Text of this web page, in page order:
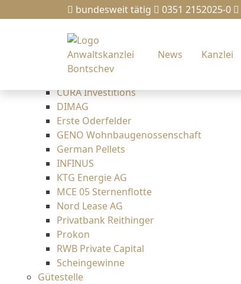
Kanzlei
Rechtsgebiete
CURA Investitions
DIMAG
Erste Oderfelder
GENO Wohnbaugenossenschaft
German Pellets
INFINUS
KTG Energie AG
MCE 05 Sternenflotte
Nord Lease AG
Privatbank Reithinger
Prokon
RWB Private Capital
Scheingewinne
Gütestelle
bundesweit tätig 0351 2152025-0
News Kanzlei